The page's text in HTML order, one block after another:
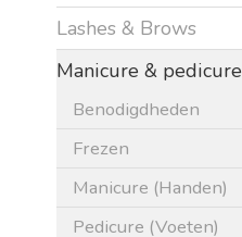
Lashes & Brows
Manicure & pedicure
Benodigdheden
Frezen
Manicure (Handen)
Pedicure (Voeten)